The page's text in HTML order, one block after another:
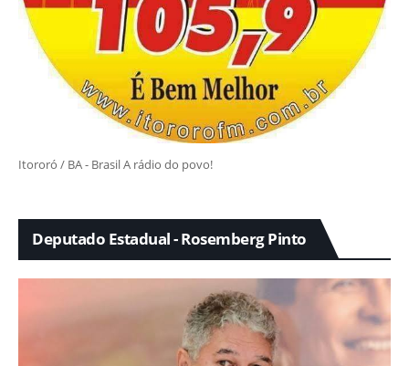
Itororó / BA - Brasil A rádio do povo!
Deputado Estadual - Rosemberg Pinto